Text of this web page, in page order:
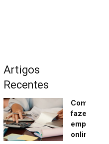
Artigos
Recentes
Como
fazer
empréstimo
online?